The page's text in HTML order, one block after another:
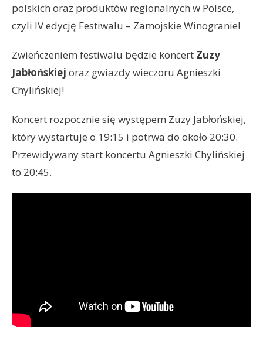
polskich oraz produktów regionalnych w Polsce,
czyli IV edycję Festiwalu – Zamojskie Winogranie!
Zwieńczeniem festiwalu będzie koncert Zuzy
Jabłońskiej oraz gwiazdy wieczoru Agnieszki
Chylińskiej!
Koncert rozpocznie się występem Zuzy Jabłońskiej,
który wystartuje o 19:15 i potrwa do około 20:30.
Przewidywany start koncertu Agnieszki Chylińskiej
to 20:45.